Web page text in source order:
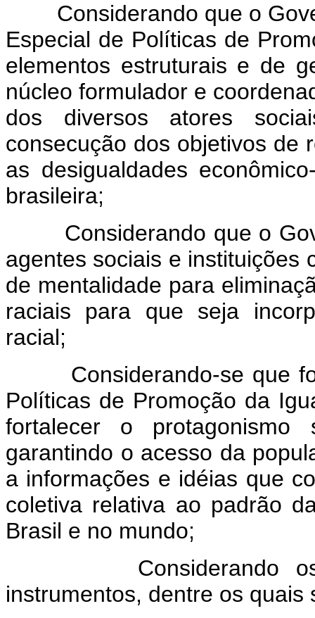
Considerando que o
Especial de Políticas de
elementos estruturais e de
núcleo formulador e
dos diversos atores
consecução dos objetivos de
as desigualdades
brasileira;
Considerando que o
agentes sociais e instituições
de mentalidade para
raciais para que seja
racial;
Considerando-se que foi
Políticas de Promoção da
fortalecer o protagonismo
garantindo o acesso da
a informações e idéias que
coletiva relativa ao padrão
Brasil e no mundo;
Considerando os
instrumentos, dentre os quais